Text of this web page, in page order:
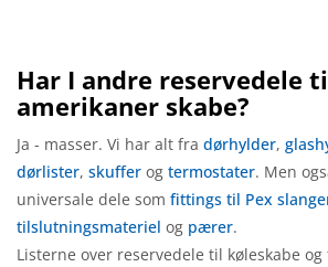
Har I andre reservedele
amerikaner skabe?
Ja - masser. Vi har alt fra dørhylder,
dørlister, skuffer og termostater. Men
universale dele som fittings til Pex
tilslutningsmateriel og pærer.
Listerne over reservedele til køleskabe